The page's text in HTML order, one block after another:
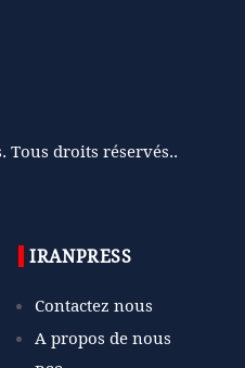
Tous droits réservés..
IRANPRESS
Contactez nous
A propos de nous